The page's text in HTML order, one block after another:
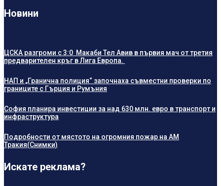
Новини
ЦСКА разгроми с 3:0 Макаби Тел Авив в първия мач от третия
предварителен кръг в Лига Европа.
НАП и „Гранична полиция“ започнаха съвместни проверки по
границите с Гърция и Румъния
София планира инвестиции за над 630 млн. евро в транспорт и
инфраструктура
Подробности от мястото на огромния пожар на АМ
Тракия(Снимки)
Искате реклама?